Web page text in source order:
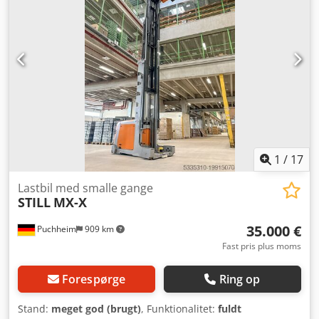
Gaffellængde: 1.200 mm Maksimal gafelbredde: 600 mm
Gennemkørselshøjde: 2.920 mm MASKINDETALJER
Dimensioner & vægt Chjdpfexgdhiex Ab Tsa Dimensioner:
3.250 mm x 1.700 mm x 2.920 mm Vægt: 6.225 kg
Kapacitet: 620 Ah Batterispænding: 48 V Drivmiddel:
Elektrisk Driftstimer: 8.675 t
1 / 17
Puchheim 909 km
Lastbil med smalle gange
STILL MX-X
35.000 €
Fast pris plus moms
Forespørge Ring op
Stand: meget god (brugt), Funktionalitet: fuldt